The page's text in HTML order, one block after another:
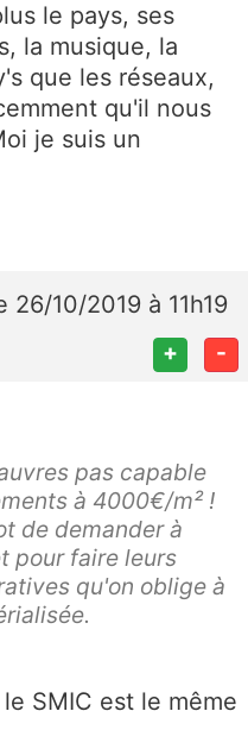
le pays, ses
la musique, la
que les réseaux,
qu'il nous
je suis un
26/10/2019 à 11h19
+ -
pas capable
à 4000€/m² !
de demander à
pour faire leurs
qu'on oblige à
SMIC est le même